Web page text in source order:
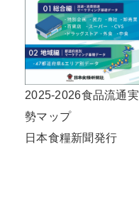
2025-2026食品流通実
勢マップ
日本食糧新聞発行